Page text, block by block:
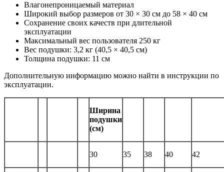
Влагонепроницаемый материал
Широкий выбор размеров от 30 × 30 см до 58 × 40 см
Сохранение своих качеств при длительной
эксплуатации
Максимальный вес пользователя 250 кг
Вес подушки: 3,2 кг (40,5 × 40,5 см)
Толщина подушки: 11 см
Дополнительную информацию можно найти в инструкции по
эксплуатации.
Ширина
подушки
(см)
30 35 38 40 42